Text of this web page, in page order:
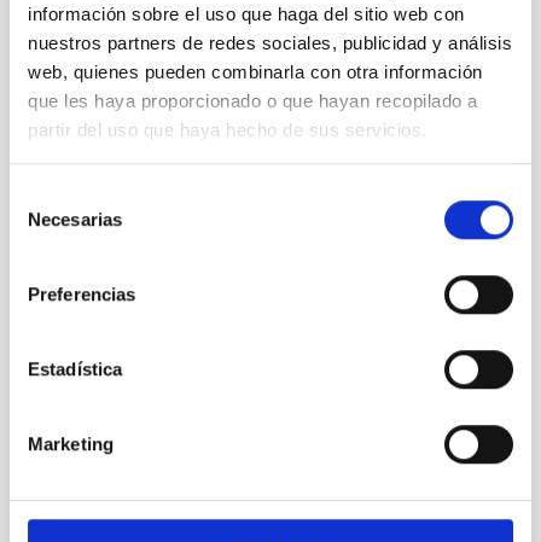
información sobre el uso que haga del sitio web con
nuestros partners de redes sociales, publicidad y análisis
web, quienes pueden combinarla con otra información
que les haya proporcionado o que hayan recopilado a
partir del uso que haya hecho de sus servicios.
Necesarias
Preferencias
Estadística
Marketing
Autoridades políticas y representantes del IAC que
han acudido a la inauguración del Paseo de las
Estrellas de la Ciencia de La Palma
Sistema planetario GJ 357